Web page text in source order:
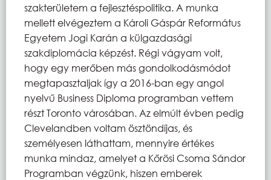
szakterületem a fejlesztéspolitika. A munka
mellett elvégeztem a Károli Gáspár Református
Egyetem Jogi Karán a külgazdasági
szakdiplomácia képzést. Régi vágyam volt,
hogy egy merőben más gondolkodásmódot
megtapasztaljak így a 2016-ban egy angol
nyelvű Business Diploma programban vettem
részt Toronto városában. Az elmúlt évben pedig
Clevelandben voltam ösztöndíjas, és
személyesen láthattam, mennyire értékes
munka mindaz, amelyet a Kőrösi Csoma Sándor
Programban végzünk, hiszen emberek